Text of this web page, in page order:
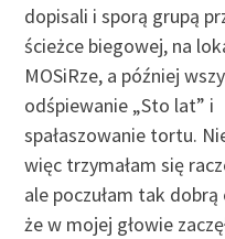
dopisali i sporą grupą
ścieżce biegowej, na
MOSiRze, a później
odśpiewanie „Sto lat” i
spałaszowanie tortu.
więc trzymałam się
ale poczułam tak
że w mojej głowie